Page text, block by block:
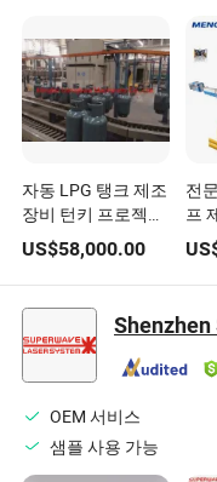
자동 LPG 탱크 제조
장비 턴키 프로젝트
요리 가스 실린더 생
산 라인 깊은 인발
프레스 및 용접 기계
US$58,000.00
전
프
중
복
술
OEM 서비스
샘플 사용 가능